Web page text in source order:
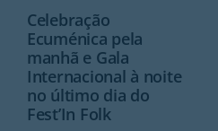
Celebração
Ecuménica pela
manhã e Gala
Internacional à noite
no último dia do
Fest’In Folk